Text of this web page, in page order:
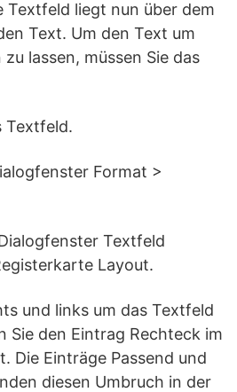
Textfeld liegt nun über dem
Text. Um den Text um
lassen, müssen Sie das
Textfeld.
Format >
Textfeld
Layout.
und links um das Textfeld
Sie den Eintrag Rechteck im
Die Einträge Passend und
diesen Umbruch in der